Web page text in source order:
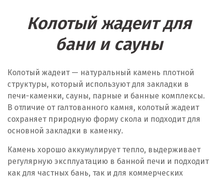
Колотый жадеит для
бани и сауны
Колотый жадеит — натуральный камень плотной
структуры, который используют для закладки в
печи-каменки, сауны, парные и банные комплексы.
В отличие от галтованного камня, колотый жадеит
сохраняет природную форму скола и подходит для
основной закладки в каменку.
Камень хорошо аккумулирует тепло, выдерживает
регулярную эксплуатацию в банной печи и подходит
как для частных бань, так и для коммерческих